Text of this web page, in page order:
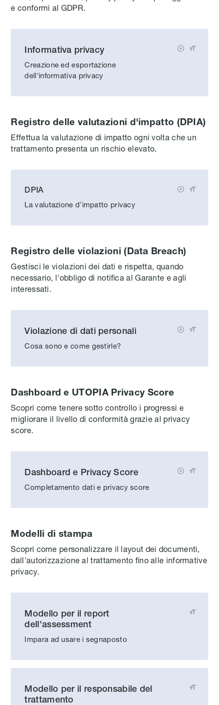
e conformi al GDPR.
Informativa privacy
Creazione ed esportazione
dell'informativa privacy
 
Registro delle valutazioni d'impatto (DPIA)
Effettua la valutazione di impatto ogni volta che un
trattamento presenta un rischio elevato.
DPIA
La valutazione d'impatto privacy
 
Registro delle violazioni (Data Breach)
Gestisci le violazioni dei dati e rispetta, quando
necessario, l'obbligo di notifica al Garante e agli
interessati.
Violazione di dati personali
Cosa sono e come gestirle?
 
Dashboard e UTOPIA Privacy Score
Scopri come tenere sotto controllo i progressi e
migliorare il livello di conformità grazie al privacy
score.
Dashboard e Privacy Score
Completamento dati e privacy score
 
Modelli di stampa
Scopri come personalizzare il layout dei documenti,
dall'autorizzazione al trattamento fino alle informative
privacy.
Modello per il report
dell'assessment
Impara ad usare i segnaposto

Modello per il responsabile del
trattamento
